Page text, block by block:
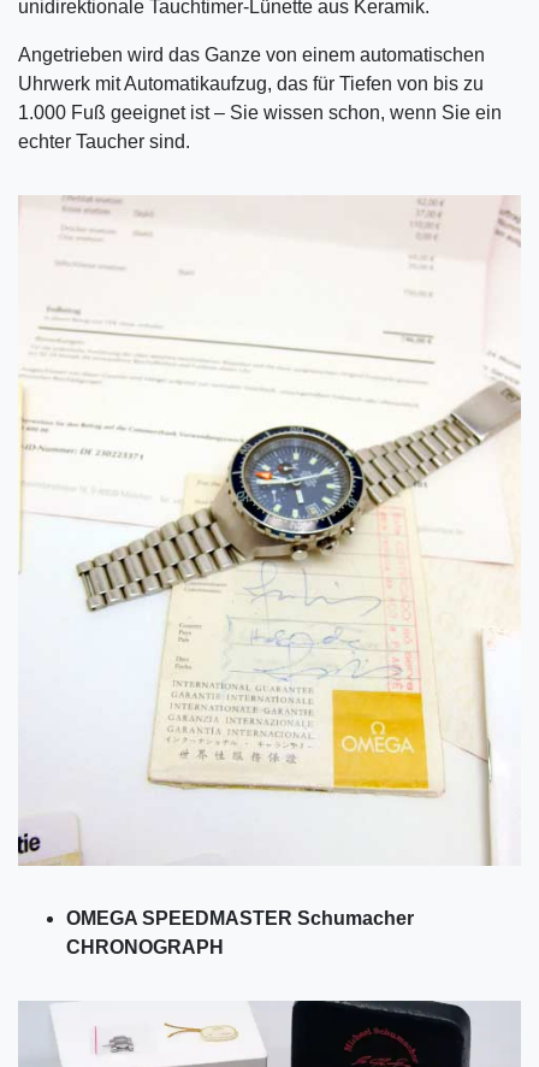
unidirektionale Tauchtimer-Lünette aus Keramik.
Angetrieben wird das Ganze von einem automatischen
Uhrwerk mit Automatikaufzug, das für Tiefen von bis zu
1.000 Fuß geeignet ist – Sie wissen schon, wenn Sie ein
echter Taucher sind.
OMEGA SPEEDMASTER Schumacher
CHRONOGRAPH